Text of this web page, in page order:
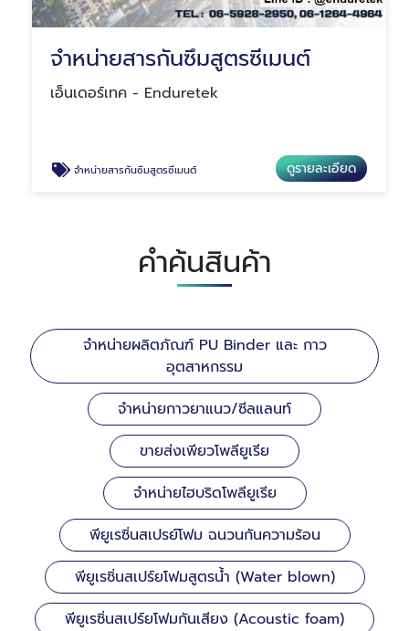
จำหน่ายสารกันซึมสูตรซีเมนต์
เอ็นเดอร์เทค - Enduretek
จำหน่ายสารกันซึมสูตรซีเมนต์ ดูรายละเอียด
คำค้นสินค้า
จำหน่ายผลิตภัณฑ์ PU Binder และ กาว
อุตสาหกรรม
จำหน่ายกาวยาแนว/ซีลแลนท์
ขายส่งเพียวโพลียูเรีย
จำหน่ายไฮบริดโพลียูเรีย
พียูเรซิ่นสเปรย์โฟม ฉนวนกันความร้อน
พียูเรซิ่นสเปร์ยโฟมสูตรน้ำ (Water blown)
พียูเรซิ่นสเปร์ยโฟมกันเสียง (Acoustic foam)